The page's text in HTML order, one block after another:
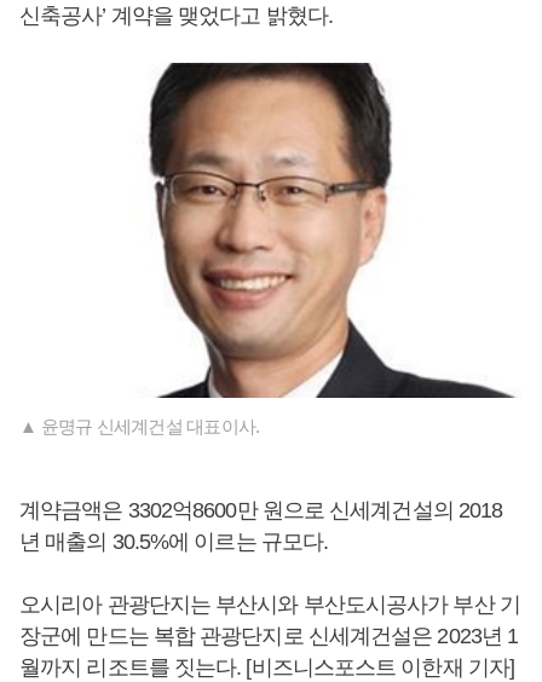
신축공사’ 계약을 맺었다고 밝혔다.
▲ 윤명규 신세계건설 대표이사.
계약금액은 3302억8600만 원으로 신세계건설의 2018
년 매출의 30.5%에 이르는 규모다.
오시리아 관광단지는 부산시와 부산도시공사가 부산 기
장군에 만드는 복합 관광단지로 신세계건설은 2023년 1
월까지 리조트를 짓는다. [비즈니스포스트 이한재 기자]